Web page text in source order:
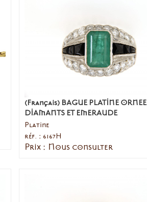
(Français) BAGUE PLATINE ORNEE
DIAMANTS ET EMERAUDE
Platine
réf. : 6167H
Prix : Nous consulter